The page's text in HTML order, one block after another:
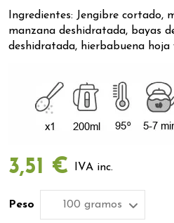
Ingredientes: Jengibre cortado,
manzana deshidratada, bayas
deshidratada, hierbabuena hoja
3,51 € IVA inc.
Peso